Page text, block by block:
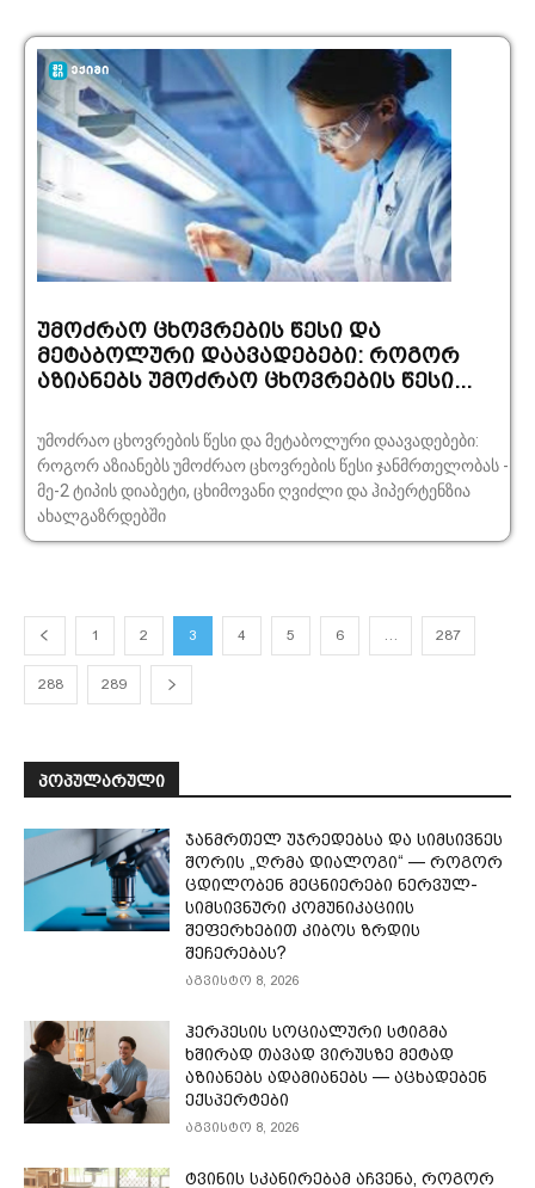
უმოძრაო ცხოვრების წესი და
მეტაბოლური დაავადებები: როგორ
აზიანებს უმოძრაო ცხოვრების წესი...
უმოძრაო ცხოვრების წესი და მეტაბოლური დაავადებები:
როგორ აზიანებს უმოძრაო ცხოვრების წესი ჯანმრთელობას -
მე-2 ტიპის დიაბეტი, ცხიმოვანი ღვიძლი და ჰიპერტენზია
ახალგაზრდებში
1 2 3 4 5 6 … 287
288 289
ᲞᲝᲞᲣᲚᲐᲠᲣᲚᲘ
ჯანმრთელ უჯრედებსა და სიმსივნეს
შორის „ღრმა დიალოგი“ — როგორ
ცდილობენ მეცნიერები ნერვულ-
სიმსივნური კომუნიკაციის
შეფერხებით კიბოს ზრდის
შეჩერებას?
აგვისტო 8, 2026
ჰერპესის სოციალური სტიგმა
ხშირად თავად ვირუსზე მეტად
აზიანებს ადამიანებს — აცხადებენ
ექსპერტები
აგვისტო 8, 2026
ტვინის სკანირებამ აჩვენა, როგორ